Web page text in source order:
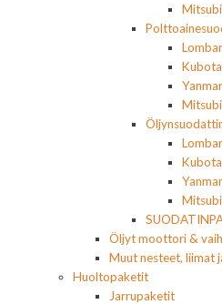
Kubota
Yanmar
Kubota
Yanmar
Öljyt moottori &
Muut nesteet, liimat
Huoltopaketit
Jarrupaketit